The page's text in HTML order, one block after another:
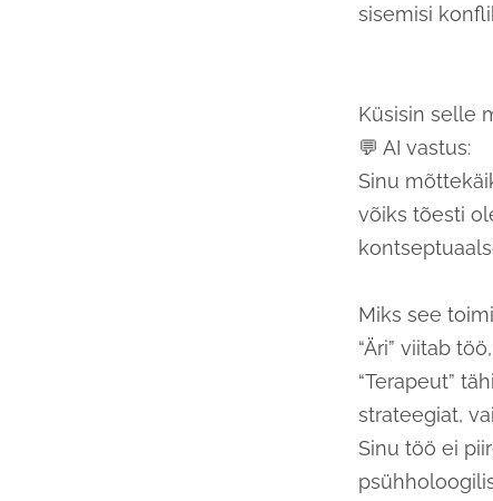
sisemisi
Küsisin selle
💬 AI vastus:
Sinu
võiks tõesti
Miks see
“Äri” viitab
“Terapeut”
strateegiat,
Sinu töö ei